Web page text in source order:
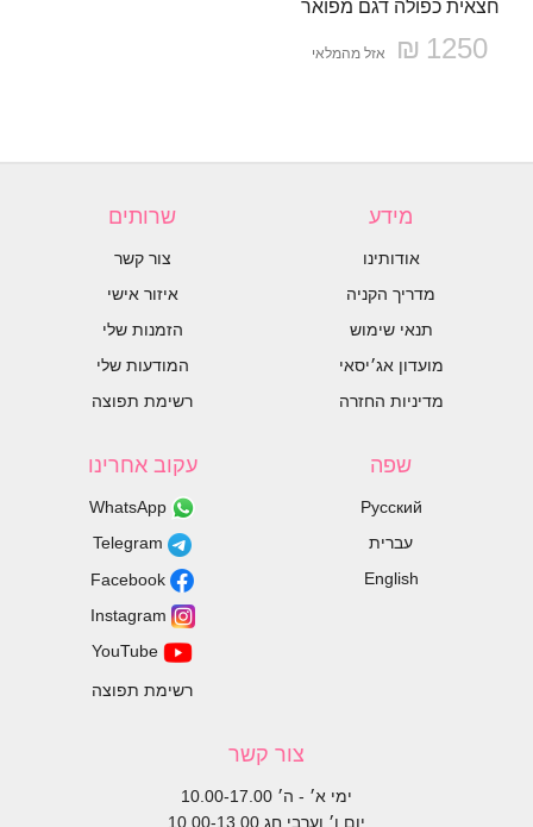
חצאית כפולה דגם מפואר
1250 ₪ אזל מהמלאי
מידע
אודותינו
מדריך הקניה
תנאי שימוש
מועדון אג׳יסאי
מדיניות החזרה
שרותים
צור קשר
איזור אישי
הזמנות שלי
המודעות שלי
רשימת תפוצה
שפה
Русский
עברית
English
עקוב אחרינו
רשימת תפוצה
צור קשר
ימי א׳ - ה׳ 10.00-17.00
יום ו׳ וערבי חג 10.00-13.00